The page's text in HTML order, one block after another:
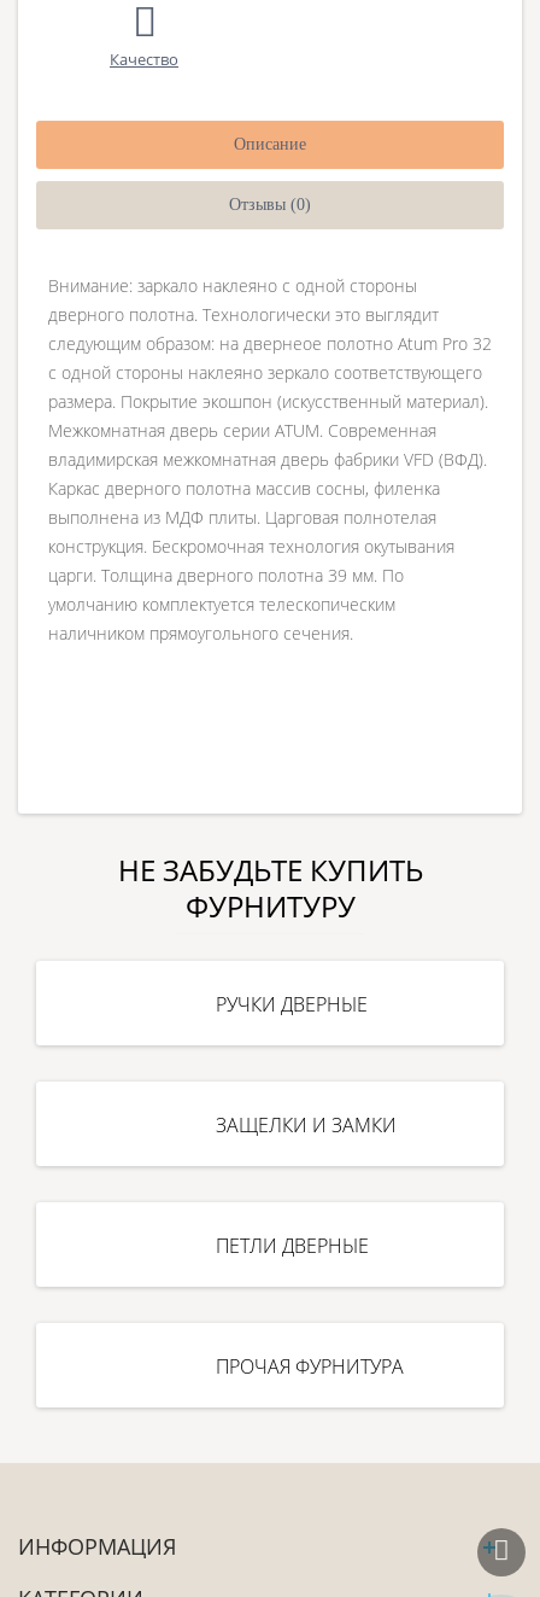
Качество
Описание
Отзывы (0)
Внимание: заркало наклеяно с одной стороны
дверного полотна. Технологически это выглядит
следующим образом: на двернеое полотно Atum Pro 32
с одной стороны наклеяно зеркало соответствующего
размера. Покрытие экошпон (искусственный материал).
Межкомнатная дверь серии ATUM. Современная
владимирская межкомнатная дверь фабрики VFD (ВФД).
Каркас дверного полотна массив сосны, филенка
выполнена из МДФ плиты. Царговая полнотелая
конструкция. Бескромочная технология окутывания
царги. Толщина дверного полотна 39 мм. По
умолчанию комплектуется телескопическим
наличником прямоугольного сечения.
НЕ ЗАБУДЬТЕ КУПИТЬ
ФУРНИТУРУ
РУЧКИ ДВЕРНЫЕ
ЗАЩЕЛКИ И ЗАМКИ
ПЕТЛИ ДВЕРНЫЕ
ПРОЧАЯ ФУРНИТУРА
ИНФОРМАЦИЯ